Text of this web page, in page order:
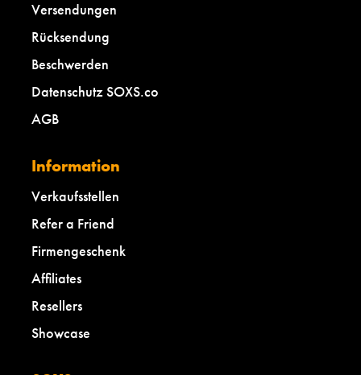
Versendungen
Rücksendung
Beschwerden
Datenschutz SOXS.co
AGB
Information
Verkaufsstellen
Refer a Friend
Firmengeschenk
Affiliates
Resellers
Showcase